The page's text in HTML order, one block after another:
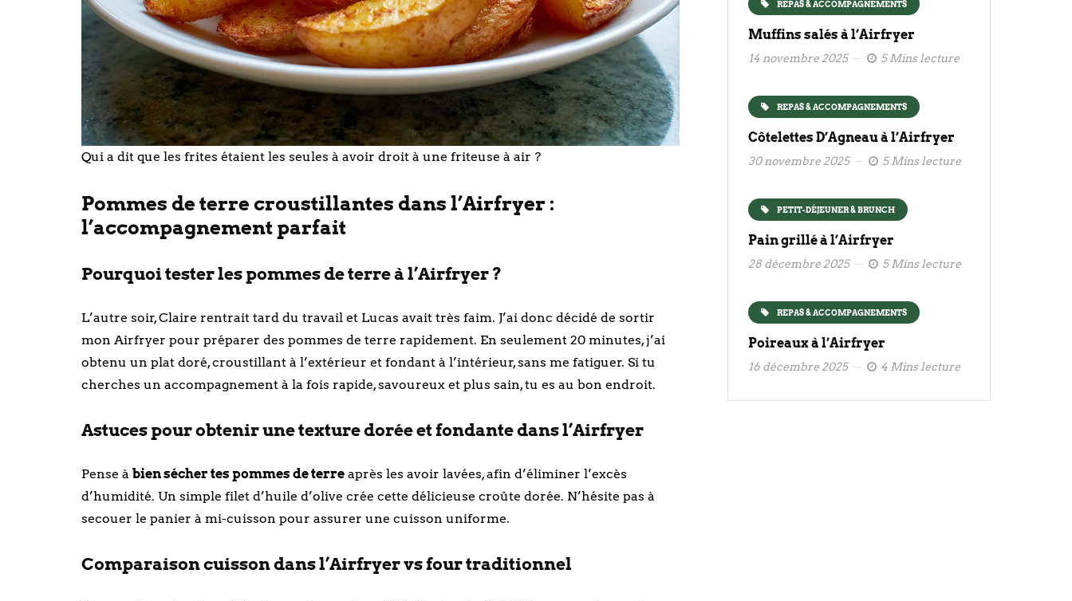
Qui a dit que les frites étaient les seules à avoir droit à une friteuse à air ?
Pommes de terre croustillantes dans l’Airfryer :
l’accompagnement parfait
Pourquoi tester les pommes de terre à l’Airfryer ?
L’autre soir, Claire rentrait tard du travail et Lucas avait très faim. J’ai donc décidé de sortir
mon Airfryer pour préparer des pommes de terre rapidement. En seulement 20 minutes, j’ai
obtenu un plat doré, croustillant à l’extérieur et fondant à l’intérieur, sans me fatiguer. Si tu
cherches un accompagnement à la fois rapide, savoureux et plus sain, tu es au bon endroit.
Astuces pour obtenir une texture dorée et fondante dans l’Airfryer
Pense à bien sécher tes pommes de terre après les avoir lavées, afin d’éliminer l’excès
d’humidité. Un simple filet d’huile d’olive crée cette délicieuse croûte dorée. N’hésite pas à
secouer le panier à mi-cuisson pour assurer une cuisson uniforme.
Comparaison cuisson dans l’Airfryer vs four traditionnel
REPAS & ACCOMPAGNEMENTS
Muffins salés à l’Airfryer
14 novembre 2025 5 Mins lecture
REPAS & ACCOMPAGNEMENTS
Côtelettes D’Agneau à l’Airfryer
30 novembre 2025 5 Mins lecture
PETIT-DÉJEUNER & BRUNCH
Pain grillé à l’Airfryer
28 décembre 2025 5 Mins lecture
REPAS & ACCOMPAGNEMENTS
Poireaux à l’Airfryer
16 décembre 2025 4 Mins lecture